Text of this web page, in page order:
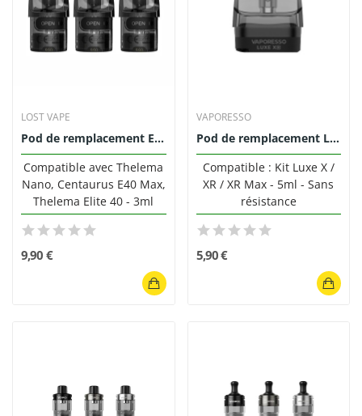
LOST VAPE
Pod de remplacement E-Plus 3ml Lost Vape (pack...
Compatible avec Thelema
Nano, Centaurus E40 Max,
Thelema Elite 40 - 3ml
9,90 €
VAPORESSO
Pod de remplacement Luxe XR 5ml Vaporesso (pack...
Compatible : Kit Luxe X /
XR / XR Max - 5ml - Sans
résistance
5,90 €